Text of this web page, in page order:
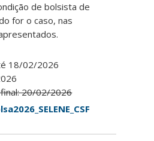
de bolsista de
for o caso, nas
18/02/2026
20/02/2026